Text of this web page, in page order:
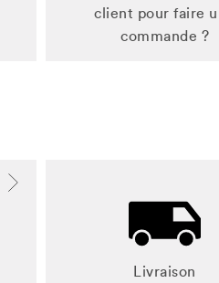
client pour faire
commande ?
Livraison